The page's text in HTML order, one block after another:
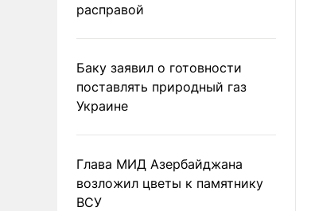
расправой
Баку заявил о готовности
поставлять природный газ
Украине
Глава МИД Азербайджана
возложил цветы к памятнику
ВСУ